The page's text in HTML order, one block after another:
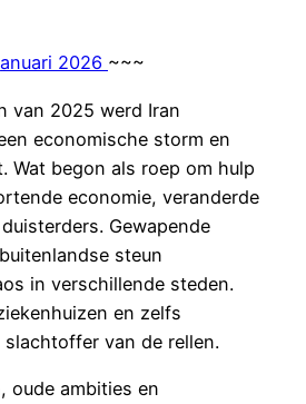
2026 ~~~
van 2025 werd Iran
economische storm en
Wat begon als roep om hulp
economie, veranderde
Gewapende
steun
in verschillende steden.
en zelfs
slachtoffer van de rellen.
oude ambities en